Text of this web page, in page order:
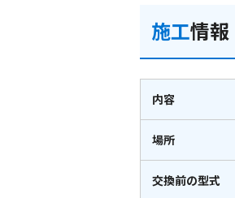
施工情報
内容
場所
交換前の型式